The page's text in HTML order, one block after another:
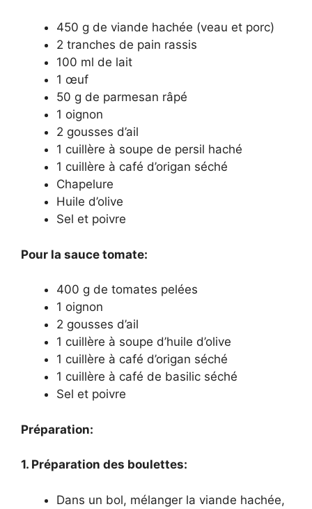
450 g de viande hachée (veau et porc)
2 tranches de pain rassis
100 ml de lait
1 œuf
50 g de parmesan râpé
1 oignon
2 gousses d’ail
1 cuillère à soupe de persil haché
1 cuillère à café d’origan séché
Chapelure
Huile d’olive
Sel et poivre
Pour la sauce tomate:
400 g de tomates pelées
1 oignon
2 gousses d’ail
1 cuillère à soupe d’huile d’olive
1 cuillère à café d’origan séché
1 cuillère à café de basilic séché
Sel et poivre
Préparation:
1. Préparation des boulettes:
Dans un bol, mélanger la viande hachée,